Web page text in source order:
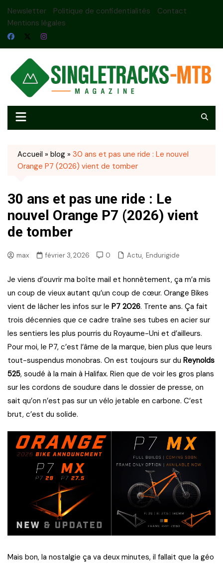
Skip
Newsletter Politique de confidentialités
Contact
Mentions légales
Accueil » blog » 30 ans et pas une ride : Le nouvel
Orange P7 (2026) vient de tomber
30 ans et pas une ride : Le
nouvel Orange P7 (2026) vient
de tomber
max février 3, 2026 0 Actu Endurigide
Je viens d’ouvrir ma boîte mail et honnêtement, ça m’a mis
un coup de vieux autant qu’un coup de cœur. Orange Bikes
vient de lâcher les infos sur le P7 2026. Trente ans. Ça fait
trois décennies que ce cadre traîne ses tubes en acier sur
les sentiers les plus pourris du Royaume-Uni et d’ailleurs.
Pour moi, le P7, c’est l’âme de la marque, bien plus que leurs
tout-suspendus monobras. On est toujours sur du Reynolds
525, soudé à la main à Halifax. Rien que de voir les gros plans
sur les cordons de soudure dans le dossier de presse, on
sait qu’on n’est pas sur un vélo jetable en carbone. C’est
brut, c’est du solide.
Mais bon, la nostalgie ça va deux minutes, il fallait que la géo